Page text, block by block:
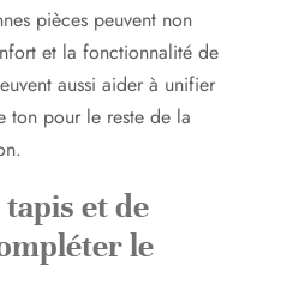
pièces peuvent non
et la fonctionnalité de
aussi aider à unifier
ton pour le reste de la
et de
le